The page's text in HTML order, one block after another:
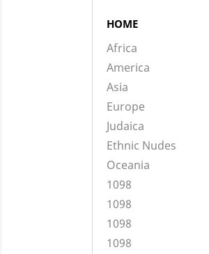
HOME
Africa
America
Asia
Europe
Judaica
Ethnic Nudes
Oceania
1098
1098
1098
1098